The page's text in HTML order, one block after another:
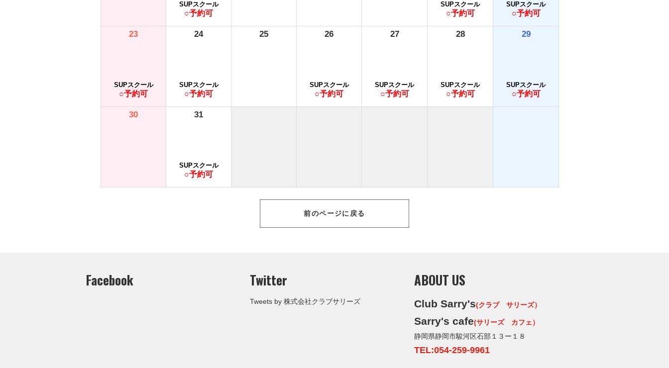
SUPスクール
○予約可
SUPスクール
○予約可
SUPスクール
○予約可
23
SUPスクール
○予約可
24
SUPスクール
○予約可
25 26
SUPスクール
○予約可
27
SUPスクール
○予約可
28
SUPスクール
○予約可
29
SUPスクール
○予約可
30 31
SUPスクール
○予約可
前のページに戻る
Facebook Twitter
Tweets by 株式会社クラブサリーズ
ABOUT US
Club Sarry's(クラブ サリーズ）
Sarry's cafe(サリーズ カフェ）
静岡県静岡市駿河区石部１３ー１８
TEL:054-259-9961